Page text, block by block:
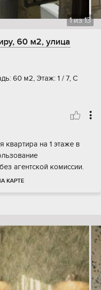
1из13
60 м2, улица
60 м2, Этаж: 1 / 7, С
квартира на 1 этаже в
агентской комиссии.
КАРТЕ